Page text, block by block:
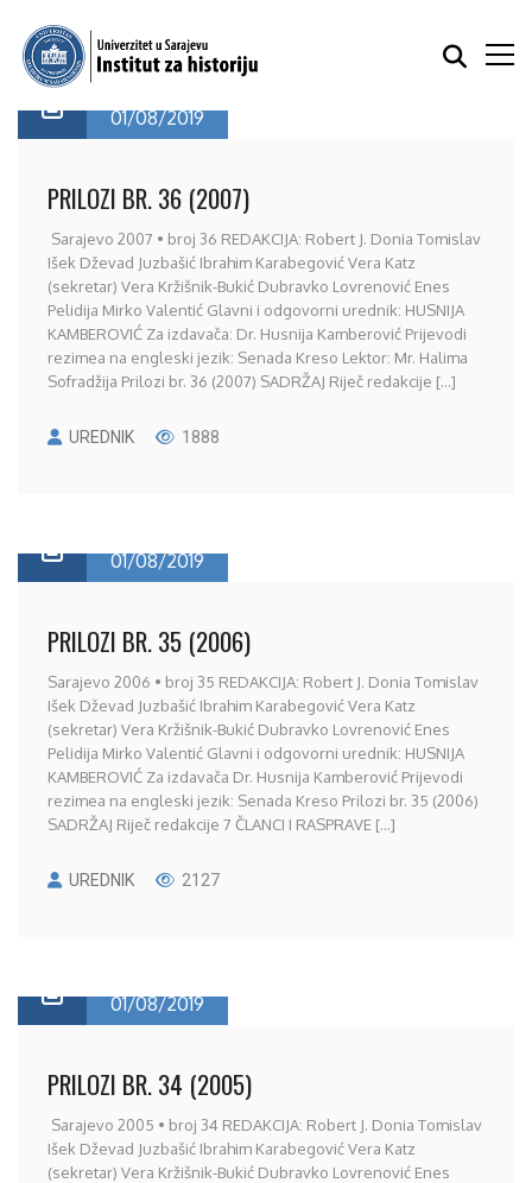
01/08/2019
PRILOZI BR. 36 (2007)
Sarajevo 2007 • broj 36 REDAKCIJA: Robert J. Donia Tomislav
Išek Dževad Juzbašić Ibrahim Karabegović Vera Katz
(sekretar) Vera Kržišnik-Bukić Dubravko Lovrenović Enes
Pelidija Mirko Valentić Glavni i odgovorni urednik: HUSNIJA
KAMBEROVIĆ Za izdavača: Dr. Husnija Kamberović Prijevodi
rezimea na engleski jezik: Senada Kreso Lektor: Mr. Halima
Sofradžija Prilozi br. 36 (2007) SADRŽAJ Riječ redakcije [...]
UREDNIK 1888
01/08/2019
PRILOZI BR. 35 (2006)
Sarajevo 2006 • broj 35 REDAKCIJA: Robert J. Donia Tomislav
Išek Dževad Juzbašić Ibrahim Karabegović Vera Katz
(sekretar) Vera Kržišnik-Bukić Dubravko Lovrenović Enes
Pelidija Mirko Valentić Glavni i odgovorni urednik: HUSNIJA
KAMBEROVIĆ Za izdavača Dr. Husnija Kamberović Prijevodi
rezimea na engleski jezik: Senada Kreso Prilozi br. 35 (2006)
SADRŽAJ Riječ redakcije 7 ČLANCI I RASPRAVE [...]
UREDNIK 2127
01/08/2019
PRILOZI BR. 34 (2005)
Sarajevo 2005 • broj 34 REDAKCIJA: Robert J. Donia Tomislav
Išek Dževad Juzbašić Ibrahim Karabegović Vera Katz
(sekretar) Vera Kržišnik-Bukić Dubravko Lovrenović Enes